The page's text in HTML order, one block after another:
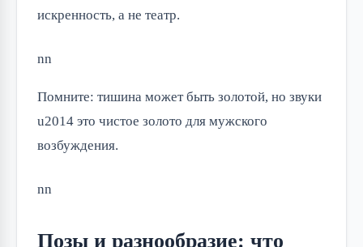
искренность, а не театр.
nn
Помните: тишина может быть золотой, но звуки
u2014 это чистое золото для мужского
возбуждения.
nn
Позы и разнообразие: что